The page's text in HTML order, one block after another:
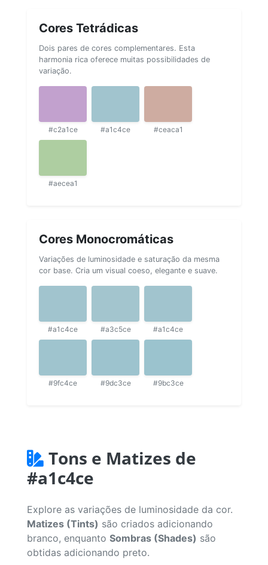
Cores Tetrádicas
Dois pares de cores complementares. Esta
harmonia rica oferece muitas possibilidades de
variação.
#c2a1ce #a1c4ce #ceaca1
#aecea1
Cores Monocromáticas
Variações de luminosidade e saturação da mesma
cor base. Cria um visual coeso, elegante e suave.
#a1c4ce #a3c5ce #a1c4ce
#9fc4ce #9dc3ce #9bc3ce
Tons e Matizes de
#a1c4ce
Explore as variações de luminosidade da cor.
Matizes (Tints) são criados adicionando
branco, enquanto Sombras (Shades) são
obtidas adicionando preto.